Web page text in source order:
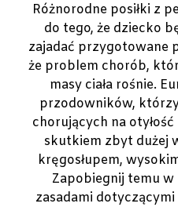
Różnorodne posiłki z
do tego, że dziecko
zajadać przygotowane
że problem chorób,
masy ciała rośnie.
przodowników,
chorujących na
skutkiem zbyt dużej
kręgosłupem,
Zapobiegnij temu w
zasadami